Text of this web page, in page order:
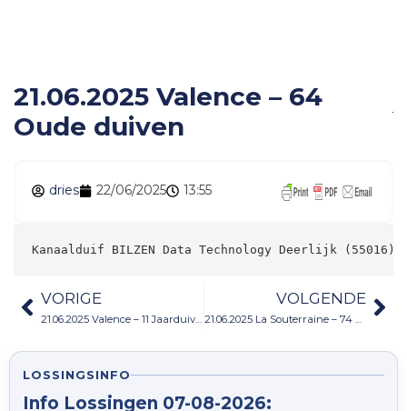
21.06.2025 Valence – 64
Oude duiven
dries 22/06/2025 13:55
Kanaalduif BILZEN Data Technology Deerlijk (55016)
VORIGE
21.06.2025 Valence – 11 Jaarduiven
VOLGENDE
21.06.2025 La Souterraine – 74 Oude duiven
LOSSINGSINFO
Info Lossingen 07-08-2026: